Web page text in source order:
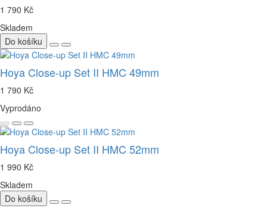
1 790 Kč
Skladem
Do košíku
Hoya Close-up Set II HMC 49mm
1 790 Kč
Vyprodáno
Hoya Close-up Set II HMC 52mm
1 990 Kč
Skladem
Do košíku